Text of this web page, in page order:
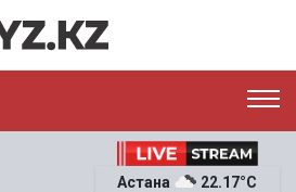
Астана 22.17°C